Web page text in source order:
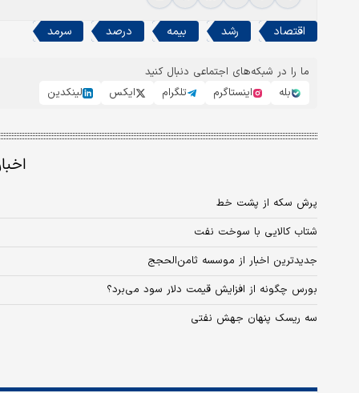
اقتصاد رشد بیمه درصد سرمد
ما را در شبکه‌های اجتماعی دنبال کنید
بله
اینستاگرم تلگرام ایکس لینکدین
پرش سکه از پشت خط
شتاب کالایی با سوخت نفت
جدیدترین اخبار از موسسه ثامن‌الحجج
بورس چگونه از افزایش قیمت دلار سود می‌برد؟
سه ریسک پنهان جهش نفتی